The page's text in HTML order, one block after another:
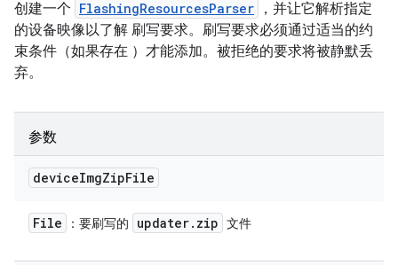
创建一个 FlashingResourcesParser
，并让它解析指定
的设备映像以了解 刷写要求。刷写要求必须通过适当的约
束条件（如果存在 ）才能添加。被拒绝的要求将被静默丢
弃。
参数
deviceImgZipFile
File ：要刷写的 updater. zip 文件